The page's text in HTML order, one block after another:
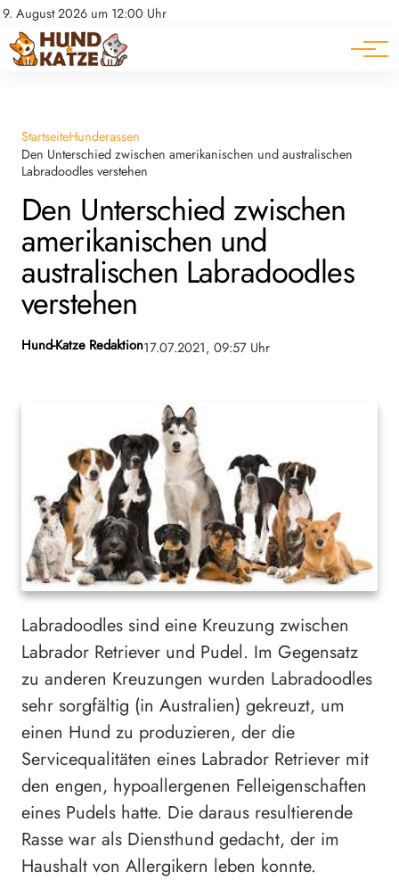
9. August 2026 um 12:00 Uhr
Datenschutz
Impressum
Pferde
Ratgeber
StartseiteHunderassen
Den Unterschied zwischen amerikanischen und australischen
Labradoodles verstehen
Den Unterschied zwischen
amerikanischen und
australischen Labradoodles
verstehen
Hund-Katze Redaktion17.07.2021, 09:57 Uhr
Labradoodles sind eine Kreuzung zwischen
Labrador Retriever und Pudel. Im Gegensatz
zu anderen Kreuzungen wurden Labradoodles
sehr sorgfältig (in Australien) gekreuzt, um
einen Hund zu produzieren, der die
Servicequalitäten eines Labrador Retriever mit
den engen, hypoallergenen Felleigenschaften
eines Pudels hatte. Die daraus resultierende
Rasse war als Diensthund gedacht, der im
Haushalt von Allergikern leben konnte.